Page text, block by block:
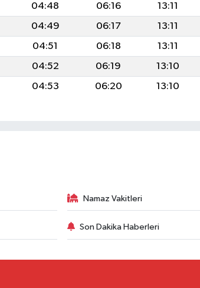
04:48 06:16 13:11
04:49 06:17 13:11
04:51 06:18 13:11
04:52 06:19 13:10
04:53 06:20 13:10
Namaz Vakitleri
Son Dakika Haberleri